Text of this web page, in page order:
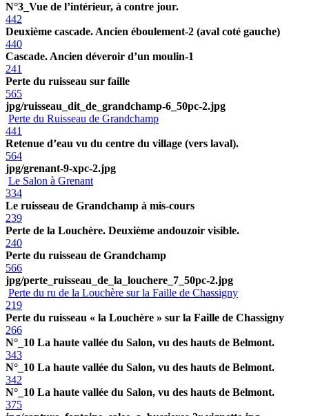
N°3_Vue de l’intérieur, à contre jour.
442
Deuxième cascade. Ancien éboulement-2 (aval coté gauche)
440
Cascade. Ancien déveroir d’un moulin-1
241
Perte du ruisseau sur faille
565
jpg/ruisseau_dit_de_grandchamp-6_50pc-2.jpg
Perte du Ruisseau de Grandchamp
441
Retenue d’eau vu du centre du village (vers laval).
564
jpg/grenant-9-xpc-2.jpg
Le Salon à Grenant
334
Le ruisseau de Grandchamp à mis-cours
239
Perte de la Louchère. Deuxième andouzoir visible.
240
Perte du ruisseau de Grandchamp
566
jpg/perte_ruisseau_de_la_louchere_7_50pc-2.jpg
Perte du ru de la Louchère sur la Faille de Chassigny
219
Perte du ruisseau « la Louchère » sur la Faille de Chassigny
266
N°_10 La haute vallée du Salon, vu des hauts de Belmont.
343
N°_10 La haute vallée du Salon, vu des hauts de Belmont.
342
N°_10 La haute vallée du Salon, vu des hauts de Belmont.
375